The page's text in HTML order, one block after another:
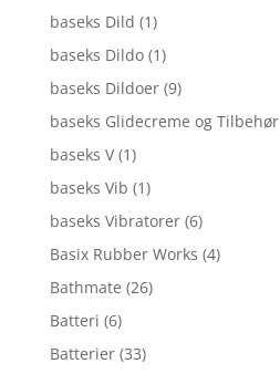
baseks Dild (1)
baseks Dildo (1)
baseks Dildoer (9)
baseks Glidecreme og Tilbehør
baseks V (1)
baseks Vib (1)
baseks Vibratorer (6)
Basix Rubber Works (4)
Bathmate (26)
Batteri (6)
Batterier (33)